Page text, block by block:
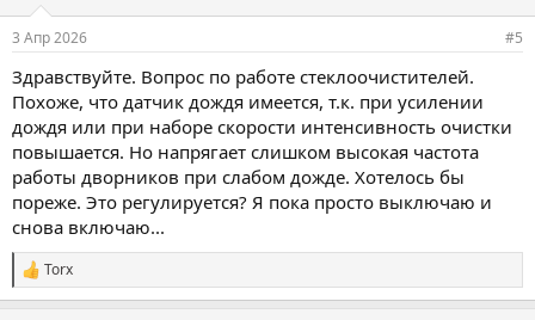
3 Апр 2026 #5
Здравствуйте. Вопрос по работе стеклоочистителей.
Похоже, что датчик дождя имеется, т.к. при усилении
дождя или при наборе скорости интенсивность очистки
повышается. Но напрягает слишком высокая частота
работы дворников при слабом дожде. Хотелось бы
пореже. Это регулируется? Я пока просто выключаю и
снова включаю...
С
и
Torx